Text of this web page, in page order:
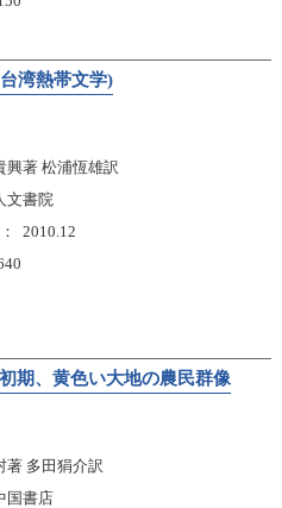
湾熱帯文学)
興著 松浦恆雄訳
文書院
2010.12
期、黄色い大地の農民群像
著 多田狷介訳
国書店